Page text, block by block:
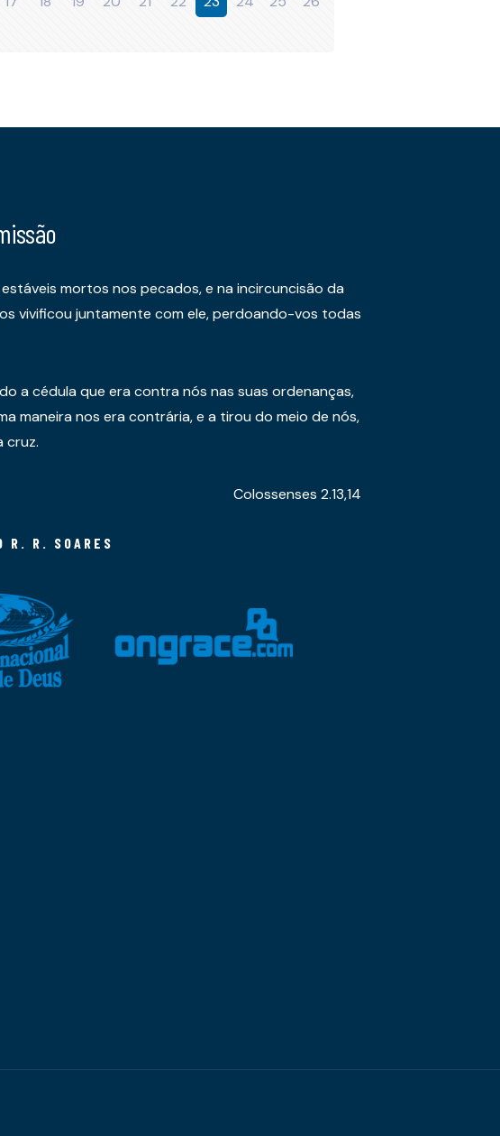
mortos nos pecados, e na incircuncisão da
vivificou juntamente com ele, perdoando-vos todas
a cédula que era contra nós nas suas ordenanças,
maneira nos era contrária, e a tirou do meio de nós,
cruz.
Colossenses 2.13,14
R. R. SOARES